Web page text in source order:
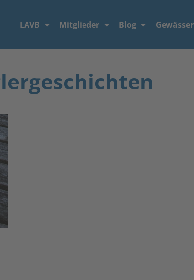
LAVB Mitglieder Blog Gewässer